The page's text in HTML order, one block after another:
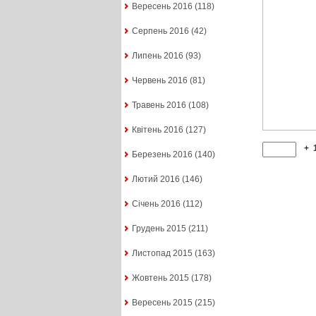
Вересень 2016 (118)
Серпень 2016 (42)
Липень 2016 (93)
Червень 2016 (81)
Травень 2016 (108)
Квітень 2016 (127)
Березень 2016 (140)
Лютий 2016 (146)
Січень 2016 (112)
Грудень 2015 (211)
Листопад 2015 (163)
Жовтень 2015 (178)
Вересень 2015 (215)
+